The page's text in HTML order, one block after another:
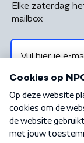
Elke zaterdag
mailbox
Algemene